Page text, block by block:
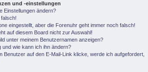
und -einstellungen
Einstellungen ändern?
eingestellt, aber die Forenuhr geht immer noch falsch!
auf diesem Board nicht zur Auswahl!
unter meinem Benutzernamen anzeigen?
und wie kann ich ihn ändern?
Benutzer auf den E-Mail-Link klicke, werde ich aufgefordert,